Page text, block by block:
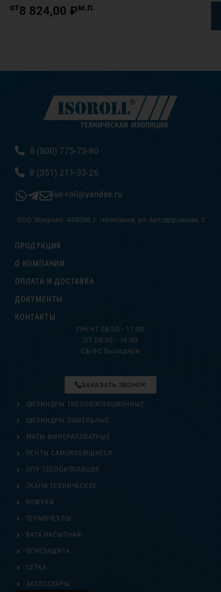
от8 824,00 ₽м.п.
8 (800) 775-73-80
8 (351) 211-33-26
iso-roll@yandex.ru
ООО "Изоролл" 454008, г. Челябинск, ул. Автодорожная, 5
ПРОДУКЦИЯ
О КОМПАНИИ
ОПЛАТА И ДОСТАВКА
ДОКУМЕНТЫ
КОНТАКТЫ
ПН-ЧТ 08:30 - 17:00
ПТ 08:30 - 16:00
СБ-ВС Выходной
ЦИЛИНДРЫ ТЕПЛОИЗОЛЯЦИОННЫЕ
ЦИЛИНДРЫ ЛАМЕЛЬНЫЕ
МАТЫ МИНЕРАЛОВАТНЫЕ
ЛЕНТЫ САМОКЛЕЮЩИЕСЯ
ППУ ТЕПЛОИЗОЛЯЦИЯ
ТКАНИ ТЕХНИЧЕСКИЕ
ЗАКАЗАТЬ ЗВОНОК
КОЖУХИ
ТЕРМОЧЕХЛЫ
ВАТА НАСЫПНАЯ
ОГНЕЗАЩИТА
СЕТКА
АКСЕССУАРЫ